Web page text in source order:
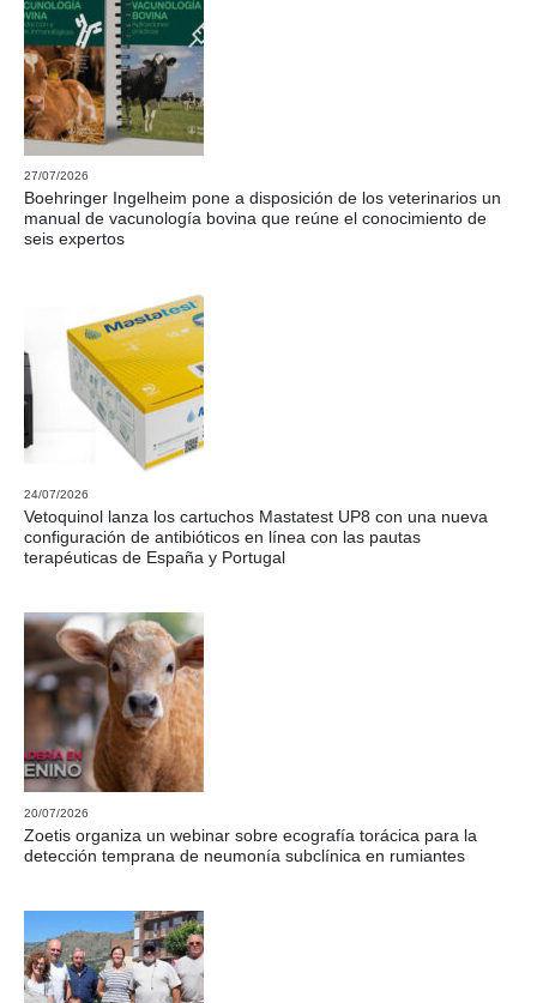
27/07/2026
Boehringer Ingelheim pone a disposición de los veterinarios un
manual de vacunología bovina que reúne el conocimiento de
seis expertos
24/07/2026
Vetoquinol lanza los cartuchos Mastatest UP8 con una nueva
configuración de antibióticos en línea con las pautas
terapéuticas de España y Portugal
20/07/2026
Zoetis organiza un webinar sobre ecografía torácica para la
detección temprana de neumonía subclínica en rumiantes